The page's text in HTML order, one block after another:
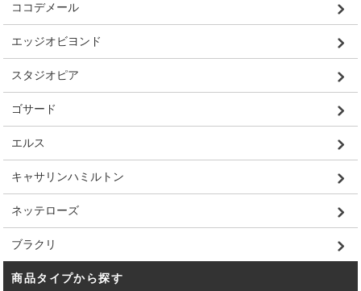
ココデメール
エッジオビヨンド
スタジオピア
ゴサード
エルス
キャサリンハミルトン
ネッテローズ
ブラクリ
商品タイプから探す